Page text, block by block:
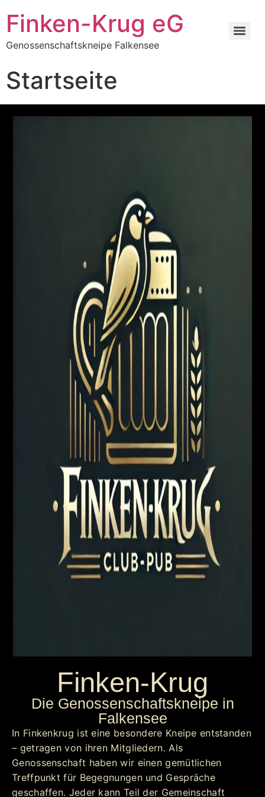
springen
Finken-Krug eG
Genossenschaftskneipe Falkensee
Startseite
Finken-Krug
Die Genossenschaftskneipe in
Falkensee
In Finkenkrug ist eine besondere Kneipe entstanden
– getragen von ihren Mitgliedern. Als
Genossenschaft haben wir einen gemütlichen
Treffpunkt für Begegnungen und Gespräche
geschaffen. Jeder kann Teil der Gemeinschaft